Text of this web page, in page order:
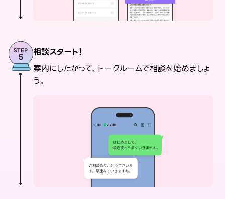
相談スタート！
案内にしたがって、トークルームで相談を始めましょ
う。